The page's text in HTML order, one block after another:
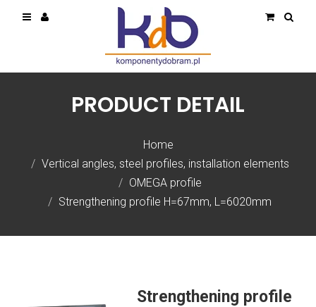
Home
Vertical angles, steel profiles, installation elements
OMEGA profile
Strengthening profile H=67mm, L=6020mm
PRODUCT DETAIL
Strengthening profile